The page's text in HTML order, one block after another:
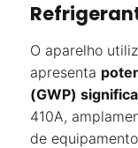
O aparelho
apresenta
(GWP)
410A,
de